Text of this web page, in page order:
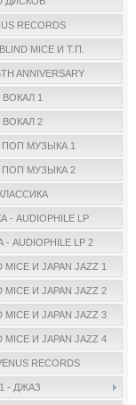
RECORDS
MICE И Т.П.
ANNIVERSARY
1
ВОКАЛ 2
ПОП МУЗЫКА 1
ПОП МУЗЫКА 2
- AUDIOPHILE LP
AUDIOPHILE LP 2
И JAPAN JAZZ 1
И JAPAN JAZZ 2
И JAPAN JAZZ 3
И JAPAN JAZZ 4
RECORDS
- ДЖАЗ